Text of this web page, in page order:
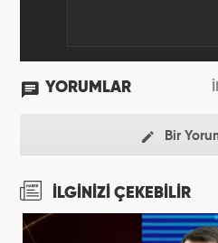
YORUMLAR
Bir
İLGİNİZİ ÇEKEBİLİR